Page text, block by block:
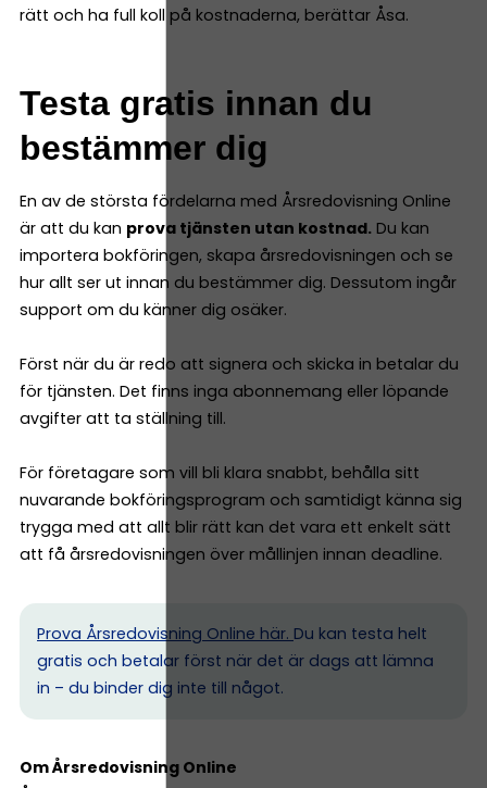
rätt och ha full koll på kostnaderna, berättar Åsa.
Testa gratis innan du
bestämmer dig
En av de största fördelarna med Årsredovisning Online
är att du kan prova tjänsten utan kostnad. Du kan
importera bokföringen, skapa årsredovisningen och se
hur allt ser ut innan du bestämmer dig. Dessutom ingår
support om du känner dig osäker.
Först när du är redo att signera och skicka in betalar du
för tjänsten. Det finns inga abonnemang eller löpande
avgifter att ta ställning till.
För företagare som vill bli klara snabbt, behålla sitt
nuvarande bokföringsprogram och samtidigt känna sig
trygga med att allt blir rätt kan det vara ett enkelt sätt
att få årsredovisningen över mållinjen innan deadline.
Prova Årsredovisning Online här. Du kan testa helt
gratis och betalar först när det är dags att lämna
in – du binder dig inte till något.
Om Årsredovisning Online